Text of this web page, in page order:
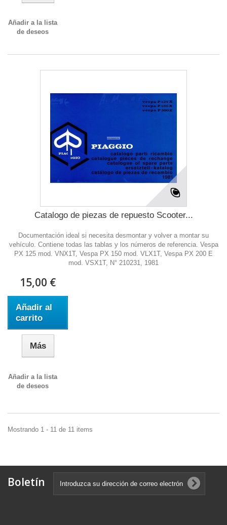
Añadir a la lista
de deseos
Catalogo de piezas de repuesto Scooter...
Documentación ideal si necesita desmontar y volver a montar su
vehículo. Contiene todas las tablas y los números de referencia. Vespa
PX 125 mod. VNX1T, Vespa PX 150 mod. VLX1T, Vespa PX 200 E
mod. VSX1T, N° 210231, 1981
15,00 €
Añadir al
carrito
Más
Añadir a la lista
de deseos
Mostrando 1 - 11 de 11 items
Boletín